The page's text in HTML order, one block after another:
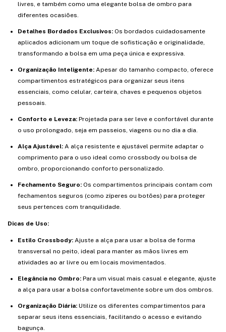
livres, e também como uma elegante bolsa de ombro para
diferentes ocasiões.
Detalhes Bordados Exclusivos: Os bordados cuidadosamente
aplicados adicionam um toque de sofisticação e originalidade,
transformando a bolsa em uma peça única e expressiva.
Organização Inteligente: Apesar do tamanho compacto, oferece
compartimentos estratégicos para organizar seus itens
essenciais, como celular, carteira, chaves e pequenos objetos
pessoais.
Conforto e Leveza: Projetada para ser leve e confortável durante
o uso prolongado, seja em passeios, viagens ou no dia a dia.
Alça Ajustável: A alça resistente e ajustável permite adaptar o
comprimento para o uso ideal como crossbody ou bolsa de
ombro, proporcionando conforto personalizado.
Fechamento Seguro: Os compartimentos principais contam com
fechamentos seguros (como zíperes ou botões) para proteger
seus pertences com tranquilidade.
Dicas de Uso:
Estilo Crossbody: Ajuste a alça para usar a bolsa de forma
transversal no peito, ideal para manter as mãos livres em
atividades ao ar livre ou em locais movimentados.
Elegância no Ombro: Para um visual mais casual e elegante, ajuste
a alça para usar a bolsa confortavelmente sobre um dos ombros.
Organização Diária: Utilize os diferentes compartimentos para
separar seus itens essenciais, facilitando o acesso e evitando
bagunça.